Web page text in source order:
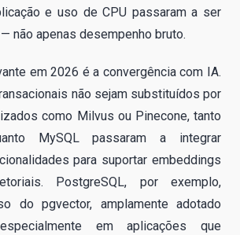
e uso de CPU passaram a ser
não apenas desempenho bruto.
em 2026 é a convergência com IA.
não sejam substituídos por
como Milvus ou Pinecone, tanto
MySQL passaram a integrar
para suportar embeddings
PostgreSQL, por exemplo,
do pgvector, amplamente adotado
em aplicações que